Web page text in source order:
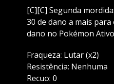
[C][C] Segunda
30 de dano a mais
dano no Pokémon
Fraqueza: Lutar (x2)
Resistência: Nenhuma
Recuo: 0